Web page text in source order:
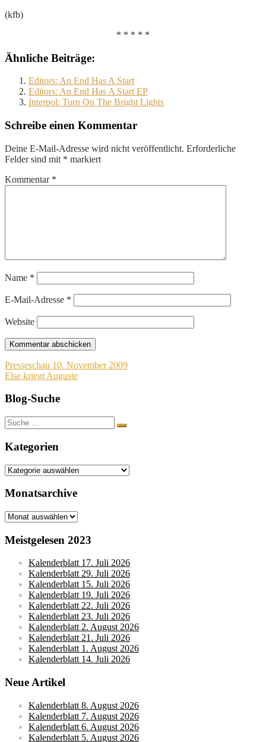
(kfb)
* * * * *
Ähnliche Beiträge:
Editors: An End Has A Start
Editors: An End Has A Start EP
Interpol: Turn On The Bright Lights
Schreibe einen Kommentar
Deine E-Mail-Adresse wird nicht veröffentlicht. Erforderliche
Felder sind mit * markiert
Kommentar *
Name *
E-Mail-Adresse *
Website
Beitragsnavigation
Presseschau 10. November 2009
Else kriegt Auguste
Blog-Suche
Suche
nach:
Kategorien
Kategorien
Monatsarchive
Monatsarchive
Meistgelesen 2023
Kalenderblatt 17. Juli 2026
Kalenderblatt 29. Juli 2026
Kalenderblatt 15. Juli 2026
Kalenderblatt 19. Juli 2026
Kalenderblatt 22. Juli 2026
Kalenderblatt 23. Juli 2026
Kalenderblatt 2. August 2026
Kalenderblatt 21. Juli 2026
Kalenderblatt 1. August 2026
Kalenderblatt 14. Juli 2026
Neue Artikel
Kalenderblatt 8. August 2026
Kalenderblatt 7. August 2026
Kalenderblatt 6. August 2026
Kalenderblatt 5. August 2026